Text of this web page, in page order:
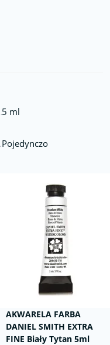
5 ml
Pojedynczo
AKWARELA FARBA
DANIEL SMITH EXTRA
FINE Biały Tytan 5ml